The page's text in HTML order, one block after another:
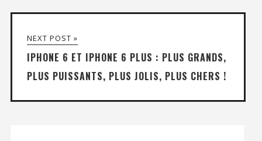
NEXT POST »
IPHONE 6 ET IPHONE 6 PLUS : PLUS GRANDS,
PLUS PUISSANTS, PLUS JOLIS, PLUS CHERS !